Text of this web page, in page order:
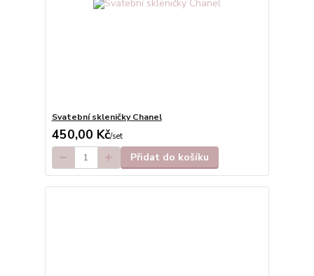
Svatební skleničky Chanel
450,00 Kč/set
Přidat do košíku